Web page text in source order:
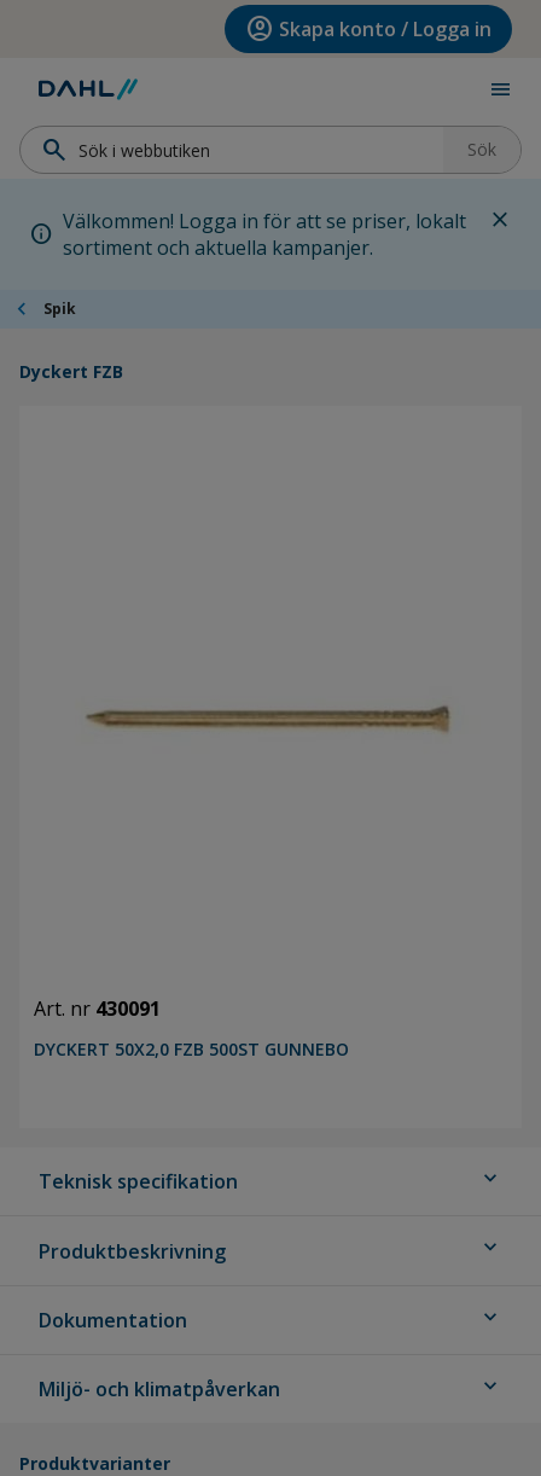
Hoppa till huvudinnehållet account_circle Skapa konto / Logga in
menu
search Sök
info Välkommen! Logga in för att se priser, lokalt
sortiment och aktuella kampanjer.
close
chevron_left Spik
Dyckert FZB
Art. nr 430091
DYCKERT 50X2,0 FZB 500ST GUNNEBO
Teknisk specifikation expand_more
Produktbeskrivning expand_more
Dokumentation expand_more
Miljö- och klimatpåverkan expand_more
Produktvarianter